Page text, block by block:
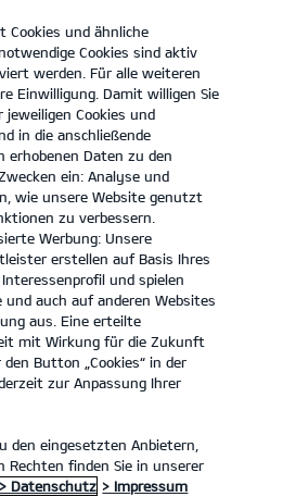
KONTAKT
Cookies und ähnliche
Cookies sind aktiv
werden. Für alle weiteren
Einwilligung. Damit willigen Sie
Cookies und
in die anschließende
erhobenen Daten zu den
ein: Analyse und
wie unsere Website genutzt
zu verbessern.
Werbung: Unsere
erstellen auf Basis Ihres
und spielen
und auch auf anderen Websites
aus. Eine erteilte
mit Wirkung für die Zukunft
Button „Cookies“ in der
zur Anpassung Ihrer
den eingesetzten Anbietern,
Rechten finden Sie in unserer
> Datenschutz > Impressum